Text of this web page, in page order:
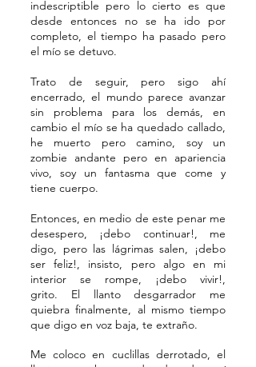
indescriptible pero lo cierto es que
desde entonces no se ha ido por
completo, el tiempo ha pasado pero
el mío se detuvo.
Trato de seguir, pero sigo ahí
encerrado, el mundo parece avanzar
sin problema para los demás, en
cambio el mío se ha quedado callado,
he muerto pero camino, soy un
zombie andante pero en apariencia
vivo, soy un fantasma que come y
tiene cuerpo.
Entonces, en medio de este penar me
desespero, ¡debo continuar!, me
digo, pero las lágrimas salen, ¡debo
ser feliz!, insisto, pero algo en mi
interior se rompe, ¡debo vivir!,
grito. El llanto desgarrador me
quiebra finalmente, al mismo tiempo
que digo en voz baja, te extraño.
Me coloco en cuclillas derrotado, el